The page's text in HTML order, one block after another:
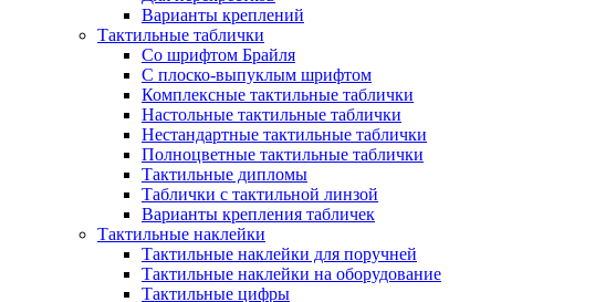
Варианты креплений
Тактильные таблички
Со шрифтом Брайля
С плоско-выпуклым шрифтом
Комплексные тактильные таблички
Настольные тактильные таблички
Нестандартные тактильные таблички
Полноцветные тактильные таблички
Тактильные дипломы
Таблички с тактильной линзой
Варианты крепления табличек
Тактильные наклейки
Тактильные наклейки для поручней
Тактильные наклейки на оборудование
Тактильные цифры